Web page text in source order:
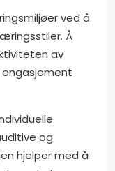
ved å
Å
av
og
hjelper med å